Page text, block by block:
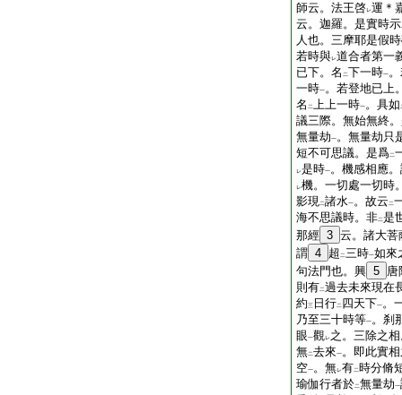
師云。法王啓レ運＊
云。迦羅。是實時示
人也。三摩耶是假
若時與レ道合者第一
已下。名 二下一時一
一時一。若登地已上
名 二上上一時一。具如
議三際。無始無終
無量劫一。無量劫只
短不可思議。是爲二
レ是時一。機感相應
レ機。一切處一切時
影現二諸水一。故云 二
海不思議時。非二是
那經 3 云。諸大菩
謂 4 超 二三時一如來
句法門也。興 5 唐
則有二過去未來現在
約三 日行二 四天下一。
乃至三十時等一。刹
眼一觀レ之。三除之
無二去來一。即此實
空一。無レ有二時分脩
瑜伽行者於二無量劫一